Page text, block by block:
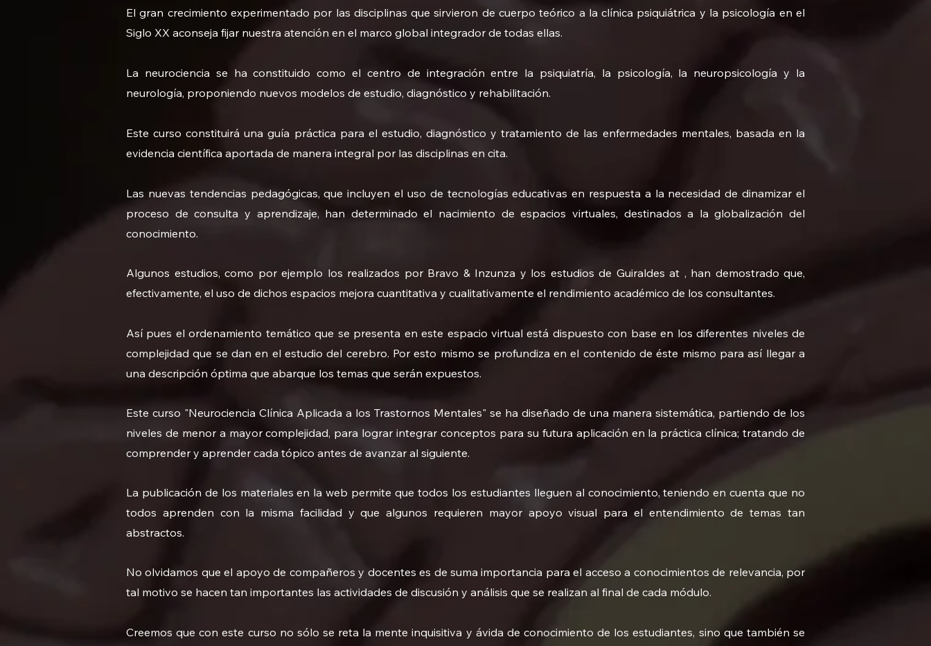
El gran crecimiento experimentado por las disciplinas que sirvieron de cuerpo teórico a la clínica psiquiátrica y la psicología en el
Siglo XX aconseja fijar nuestra atención en el marco global integrador de todas ellas.
La neurociencia se ha constituido como el centro de integración entre la psiquiatría, la psicología, la neuropsicología y la
neurología, proponiendo nuevos modelos de estudio, diagnóstico y rehabilitación.
Este curso constituirá una guía práctica para el estudio, diagnóstico y tratamiento de las enfermedades mentales, basada en la
evidencia científica aportada de manera integral por las disciplinas en cita.
Las nuevas tendencias pedagógicas, que incluyen el uso de tecnologías educativas en respuesta a la necesidad de dinamizar el
proceso de consulta y aprendizaje, han determinado el nacimiento de espacios virtuales, destinados a la globalización del
conocimiento.
Algunos estudios, como por ejemplo los realizados por Bravo & Inzunza y los estudios de Guiraldes at , han demostrado que,
efectivamente, el uso de dichos espacios mejora cuantitativa y cualitativamente el rendimiento académico de los consultantes.​
Así pues el ordenamiento temático que se presenta en este espacio virtual está dispuesto con base en los diferentes niveles de
complejidad que se dan en el estudio del cerebro. Por esto mismo se profundiza en el contenido de éste mismo para así llegar a
una descripción óptima que abarque los temas que serán expuestos.
Este curso "Neurociencia Clínica Aplicada a los Trastornos Mentales" se ha diseñado de una manera sistemática, partiendo de los
niveles de menor a mayor complejidad, para lograr integrar conceptos para su futura aplicación en la práctica clínica; tratando de
comprender y aprender cada tópico antes de avanzar al siguiente.
La publicación de los materiales en la web permite que todos los estudiantes lleguen al conocimiento, teniendo en cuenta que no
todos aprenden con la misma facilidad y que algunos requieren mayor apoyo visual para el entendimiento de temas tan
abstractos.
No olvidamos que el apoyo de compañeros y docentes es de suma importancia para el acceso a conocimientos de relevancia, por
tal motivo se hacen tan importantes las actividades de discusión y análisis que se realizan al final de cada módulo.
Creemos que con este curso no sólo se reta la mente inquisitiva y ávida de conocimiento de los estudiantes, sino que también se